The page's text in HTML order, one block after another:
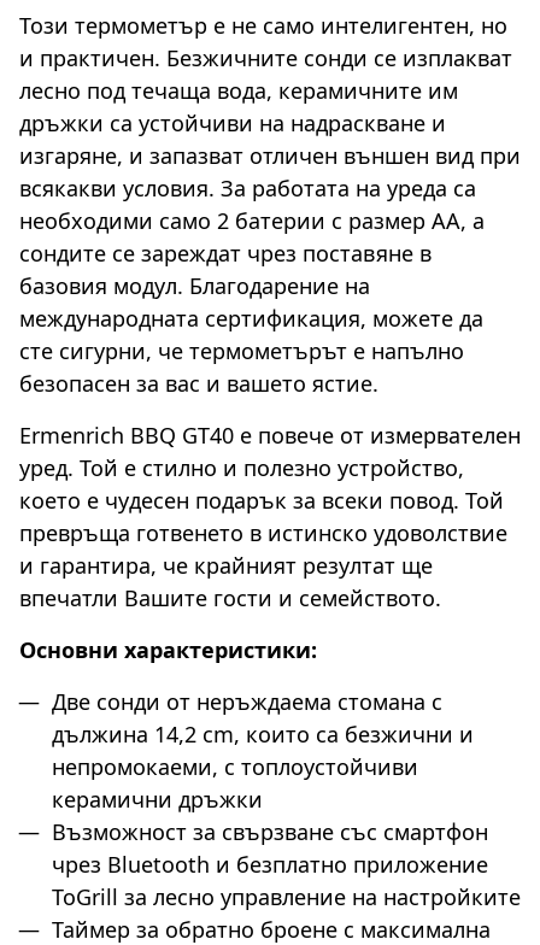
Този термометър е не само интелигентен, но
и практичен. Безжичните сонди се изплакват
лесно под течаща вода, керамичните им
дръжки са устойчиви на надраскване и
изгаряне, и запазват отличен външен вид при
всякакви условия. За работата на уреда са
необходими само 2 батерии с размер АА, а
сондите се зареждат чрез поставяне в
базовия модул. Благодарение на
международната сертификация, можете да
сте сигурни, че термометърът е напълно
безопасен за вас и вашето ястие.
Ermenrich BBQ GT40 е повече от измервателен
уред. Той е стилно и полезно устройство,
което е чудесен подарък за всеки повод. Той
превръща готвенето в истинско удоволствие
и гарантира, че крайният резултат ще
впечатли Вашите гости и семейството.
Основни характеристики:
Две сонди от неръждаема стомана с
дължина 14,2 cm, които са безжични и
непромокаеми, с топлоустойчиви
керамични дръжки
Възможност за свързване със смартфон
чрез Bluetooth и безплатно приложение
ToGrill за лесно управление на настройките
Таймер за обратно броене с максимална